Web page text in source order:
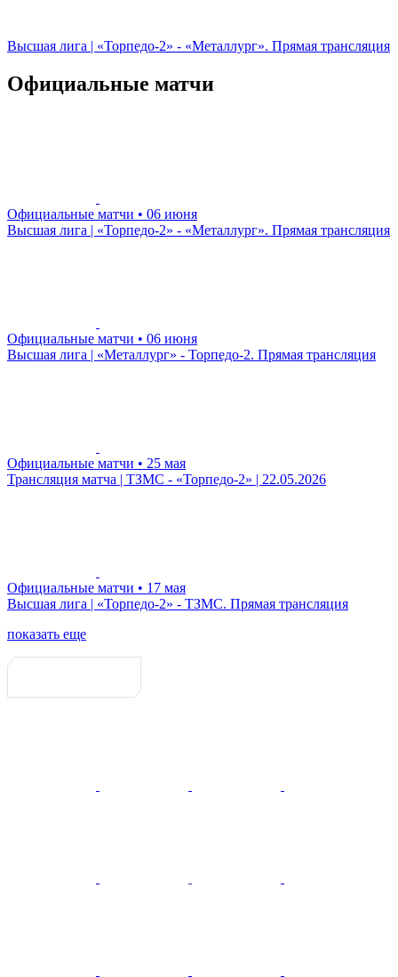
Высшая лига | «Торпедо-2» - «Металлург». Прямая трансляция
Официальные матчи
Официальные матчи • 06 июня
Высшая лига | «Торпедо-2» - «Металлург». Прямая трансляция
Официальные матчи • 06 июня
Высшая лига | «Металлург» - Торпедо-2. Прямая трансляция
Официальные матчи • 25 мая
Трансляция матча | ТЗМС - «Торпедо-2» | 22.05.2026
Официальные матчи • 17 мая
Высшая лига | «Торпедо-2» - ТЗМС. Прямая трансляция
показать еще